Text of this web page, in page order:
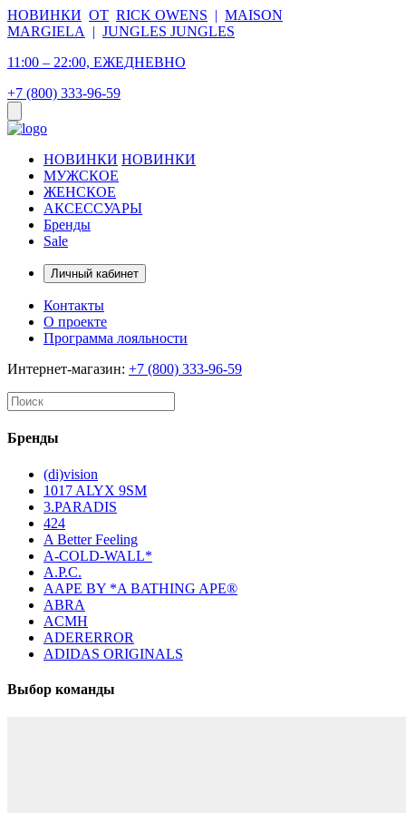
НОВИНКИ ОТ RICK OWENS | MAISON
MARGIELA
| JUNGLES JUNGLES
11:00 – 22:00, ЕЖЕДНЕВНО
+7 (800) 333-96-59
НОВИНКИ НОВИНКИ
МУЖСКОЕ
ЖЕНСКОЕ
АКСЕССУАРЫ
Бренды
Sale
Личный кабинет
Контакты
О проекте
Программа лояльности
Интернет-магазин: +7 (800) 333-96-59
Бренды
(di)vision
1017 ALYX 9SM
3.PARADIS
424
A Better Feeling
A-COLD-WALL*
A.P.C.
AAPE BY *A BATHING APE®
ABRA
ACMH
ADERERROR
ADIDAS ORIGINALS
Выбор команды